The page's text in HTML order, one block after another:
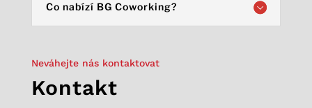
Co nabízí BG Coworking?
Neváhejte nás kontaktovat
Kontakt